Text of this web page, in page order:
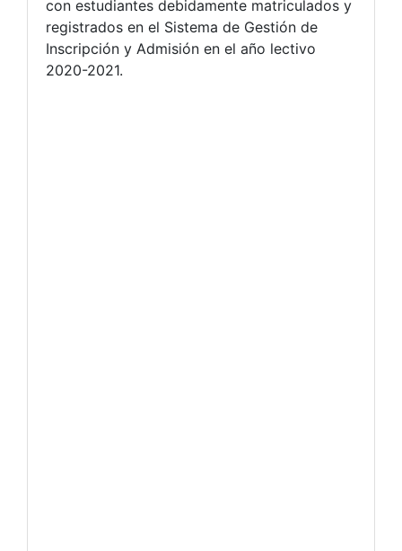
con estudiantes debidamente matriculados y
registrados en el Sistema de Gestión de
Inscripción y Admisión en el año lectivo
2020-2021.